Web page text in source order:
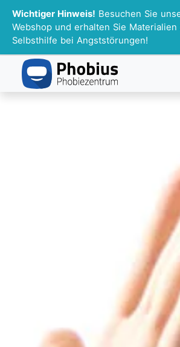
Wichtiger Hinweis! Besuchen Sie
Webshop und erhalten Sie Materialien
Selbsthilfe bei Angststörungen!